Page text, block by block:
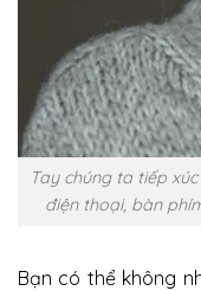
Tay chúng ta tiếp
điện thoại, bàn
Bạn có thể không